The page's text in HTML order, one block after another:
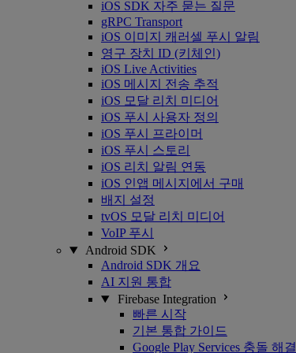
iOS SDK 자주 묻는 질문
gRPC Transport
iOS 이미지 캐러셀 푸시 알림
영구 장치 ID (키체인)
iOS Live Activities
iOS 메시지 전송 추적
iOS 모달 리치 미디어
iOS 푸시 사용자 정의
iOS 푸시 프라이머
iOS 푸시 스토리
iOS 리치 알림 연동
iOS 인앱 메시지에서 구매
배지 설정
tvOS 모달 리치 미디어
VoIP 푸시
Android SDK
Android SDK 개요
AI 지원 통합
Firebase Integration
빠른 시작
기본 통합 가이드
Google Play Services 충돌 해결